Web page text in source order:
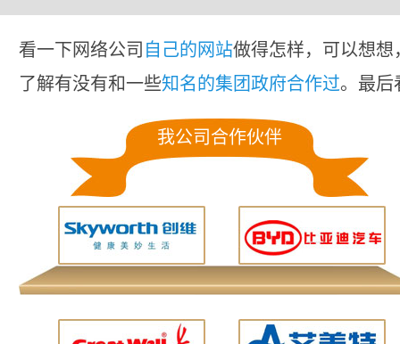
看一下网络公司 自己的网站做得怎样，可以想
了解有没有和一些知名的集团政府合作过。最后
我公司合作伙伴